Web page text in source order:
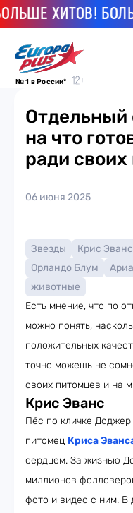
ХИТОВ!
№ 1 в России*
Отдельный
на что
ради
06 июня 2025
Звезды Крис Эванс
Орландо Блум
животные
Есть мнение, что по
можно понять,
положительных
точно можешь не
своих питомцев и на
Крис Эванс
Пёс по кличке
питомец Криса
сердцем. За жизнью
миллионов
фото и видео с ним. В